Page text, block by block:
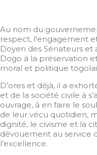
Au nom du
respect, l’engagement
Doyen des Sénateurs
Dogo à la préservation
moral et politique
D’ores et déjà, il a
et de la société civile à
ouvrage, à en faire le
de leur vécu quotidien,
dignité, le civisme et la
dévouement au service
l’excellence.